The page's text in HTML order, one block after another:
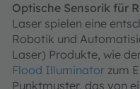
Optische Sensorik für
Laser spielen eine
Robotik und
Laser) Produkte, wie
Flood Illuminator zum
Punktmuster, das von